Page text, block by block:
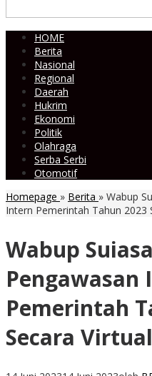
HOME
Berita
Nasional
Regional
Daerah
Hukrim
Ekonomi
Politik
Olahraga
Serba Serbi
Otomotif
Homepage » Berita » Wabup
Intern Pemerintah Tahun 2023
Wabup
Pengawasan
Pemerintah
Secara Virtual